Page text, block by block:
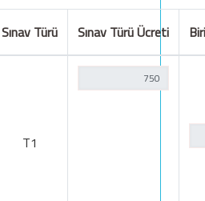
Sınav Türü Sınav Türü Ücreti
T1